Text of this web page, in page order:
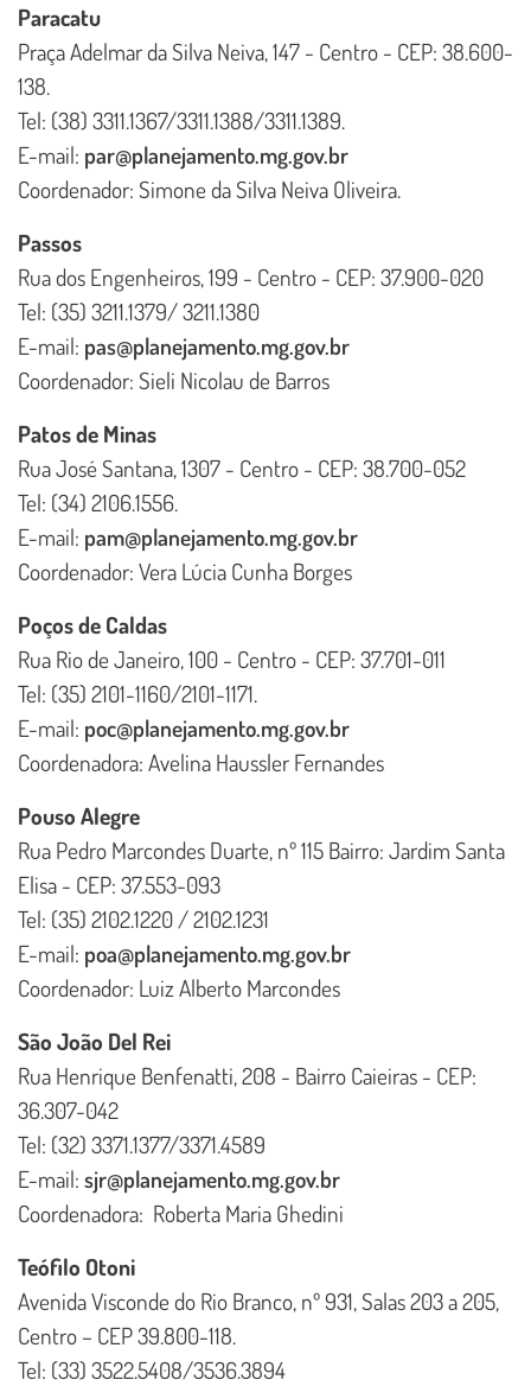
Paracatu
Praça Adelmar da Silva Neiva, 147 - Centro - CEP: 38.600-
138.
Tel: (38) 3311.1367/3311.1388/3311.1389.
E-mail: par@planejamento.mg.gov.br
Coordenador: Simone da Silva Neiva Oliveira.
Passos
Rua dos Engenheiros, 199 - Centro - CEP: 37.900-020
Tel: (35) 3211.1379/ 3211.1380
E-mail: pas@planejamento.mg.gov.br
Coordenador: Sieli Nicolau de Barros
Patos de Minas
Rua José Santana, 1307 - Centro - CEP: 38.700-052
Tel: (34) 2106.1556.
E-mail: pam@planejamento.mg.gov.br
Coordenador: Vera Lúcia Cunha Borges
Poços de Caldas
Rua Rio de Janeiro, 100 - Centro - CEP: 37.701-011
Tel: (35) 2101-1160/2101-1171.
E-mail: poc@planejamento.mg.gov.br
Coordenadora: Avelina Haussler Fernandes
Pouso Alegre
Rua Pedro Marcondes Duarte, nº 115 Bairro: Jardim Santa
Elisa - CEP: 37.553-093
Tel: (35) 2102.1220 / 2102.1231
E-mail: poa@planejamento.mg.gov.br
Coordenador: Luiz Alberto Marcondes
São João Del Rei
Rua Henrique Benfenatti, 208 - Bairro Caieiras - CEP:
36.307-042
Tel: (32) 3371.1377/3371.4589
E-mail: sjr@planejamento.mg.gov.br
Coordenadora: Roberta Maria Ghedini
Teófilo Otoni
Avenida Visconde do Rio Branco, nº 931, Salas 203 a 205,
Centro – CEP 39.800-118.
Tel: (33) 3522.5408/3536.3894